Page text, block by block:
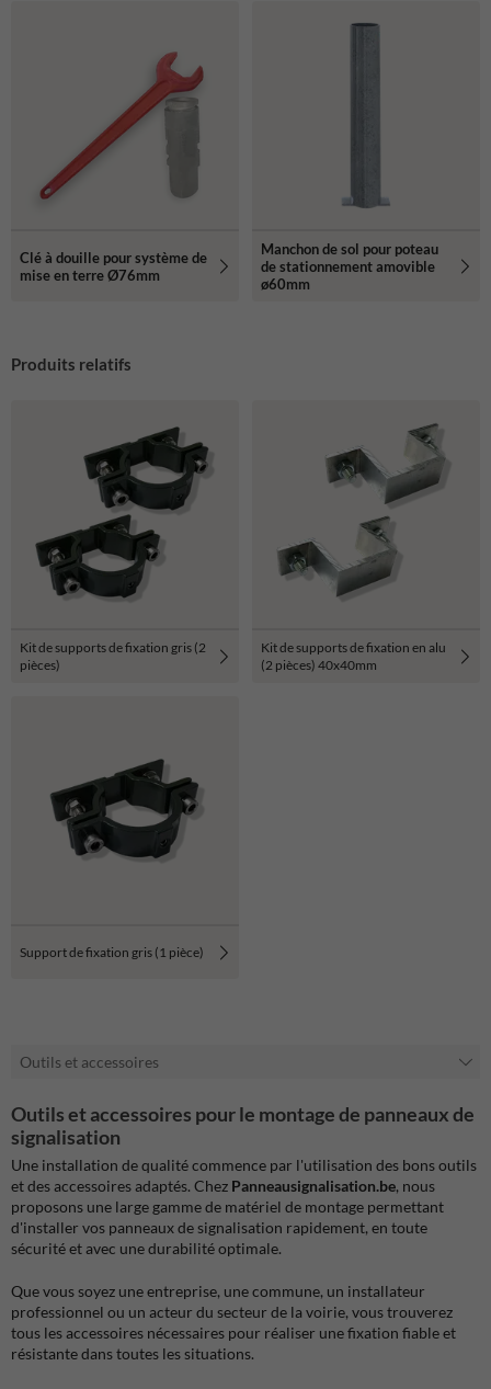
Clé à douille pour système de
mise en terre Ø76mm
Manchon de sol pour poteau
de stationnement amovible
ø60mm
Produits relatifs
Kit de supports de fixation gris (2
pièces)
Kit de supports de fixation en alu
(2 pièces) 40x40mm
Support de fixation gris (1 pièce)
Outils et accessoires
Outils et accessoires pour le montage de panneaux de
signalisation
Une installation de qualité commence par l'utilisation des bons outils
et des accessoires adaptés. Chez Panneausignalisation.be, nous
proposons une large gamme de matériel de montage permettant
d'installer vos panneaux de signalisation rapidement, en toute
sécurité et avec une durabilité optimale.
Que vous soyez une entreprise, une commune, un installateur
professionnel ou un acteur du secteur de la voirie, vous trouverez
tous les accessoires nécessaires pour réaliser une fixation fiable et
résistante dans toutes les situations.